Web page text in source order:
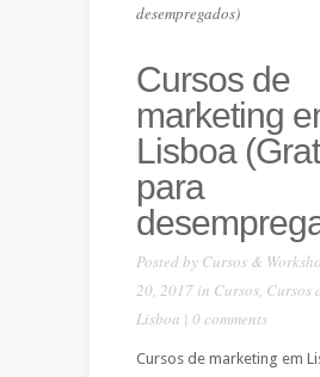
desempregados)
Cursos de
marketing
Lisboa
para
Posted by Cursos &
20, 2017 in Cursos, Cursos
Lisboa | 0 comments
Cursos de marketing em